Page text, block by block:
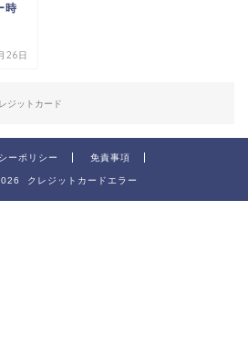
時
26日
ジットカード
ーポリシー 免責事項
クレジットカードエラー